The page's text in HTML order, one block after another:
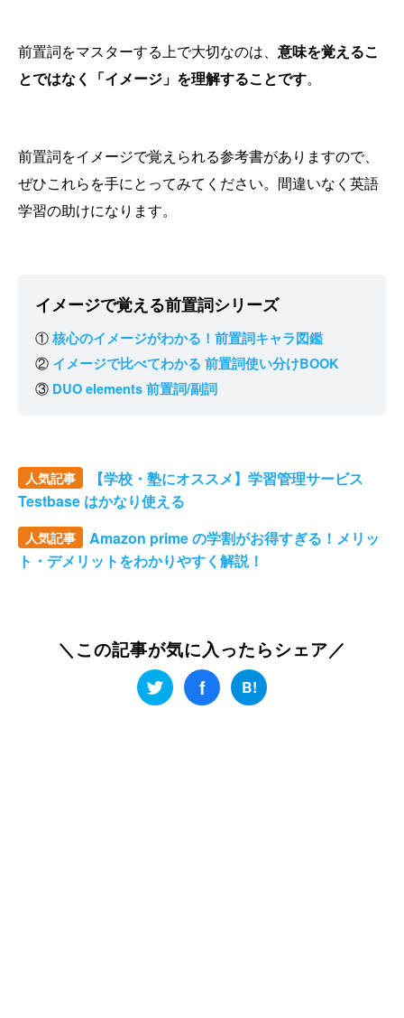
前置詞をマスターする上で大切なのは、 意味を覚えるこ
とではなく「イメージ」を理解することです。
前置詞をイメージで覚えられる参考書がありますので、
ぜひこれらを手にとってみてください。間違いなく英語
学習の助けになります。
イメージで覚える前置詞シリーズ
①核心のイメージがわかる！前置詞キャラ図鑑
② イメージで比べてわかる 前置詞使い分けBOOK
③ DUO elements 前置詞/副詞
人気記事
【学校・塾にオススメ】学習管理サービス
Testbase はかなり使える
人気記事
Amazon prime の学割がお得すぎる！メリッ
ト・デメリットをわかりやすく解説！
＼この記事が気に入ったらシェア／
f B!